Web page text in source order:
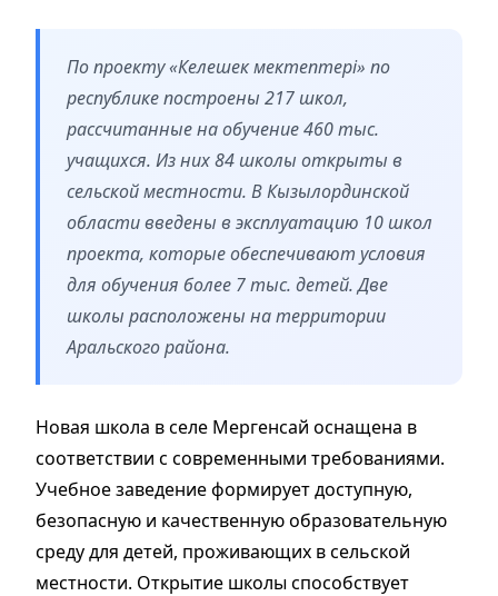
По проекту «Келешек мектептері» по
республике построены 217 школ,
рассчитанные на обучение 460 тыс.
учащихся. Из них 84 школы открыты в
сельской местности. В Кызылординской
области введены в эксплуатацию 10 школ
проекта, которые обеспечивают условия
для обучения более 7 тыс. детей. Две
школы расположены на территории
Аральского района.
Новая школа в селе Мергенсай оснащена в
соответствии с современными требованиями.
Учебное заведение формирует доступную,
безопасную и качественную образовательную
среду для детей, проживающих в сельской
местности. Открытие школы способствует